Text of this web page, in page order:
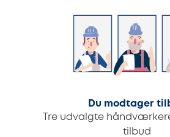
Du modtager
Tre udvalgte
tilbud